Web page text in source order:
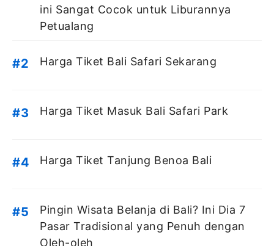
ini Sangat Cocok untuk Liburannya
Petualang
Harga Tiket Bali Safari Sekarang
Harga Tiket Masuk Bali Safari Park
Harga Tiket Tanjung Benoa Bali
Pingin Wisata Belanja di Bali? Ini Dia 7
Pasar Tradisional yang Penuh dengan
Oleh-oleh